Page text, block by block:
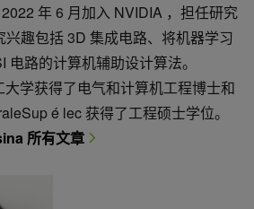
年 6 月加入 NVIDIA ，担任研究
趣包括 3D 集成电路、将机器学习
电路的计算机辅助设计算法。
学获得了电气和计算机工程博士和
é lec 获得了工程硕士学位。
所有文章